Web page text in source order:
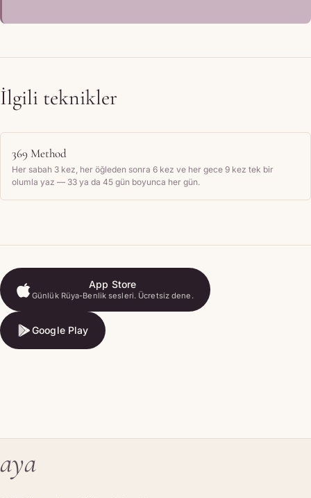
İlgili teknikler
369 Method
Her sabah 3 kez, her öğleden sonra 6 kez ve her gece 9 kez tek bir
olumla yaz — 33 ya da 45 gün boyunca her gün.
App Store
Günlük Rüya-Benlik sesleri. Ücretsiz dene.
App Store
Google Play
Google Play
aya